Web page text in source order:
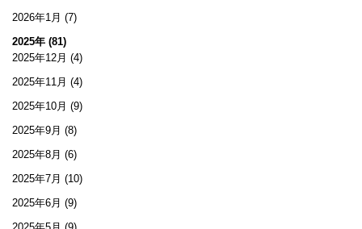
2026年1月 (7)
2025年 (81)
2025年12月 (4)
2025年11月 (4)
2025年10月 (9)
2025年9月 (8)
2025年8月 (6)
2025年7月 (10)
2025年6月 (9)
2025年5月 (9)